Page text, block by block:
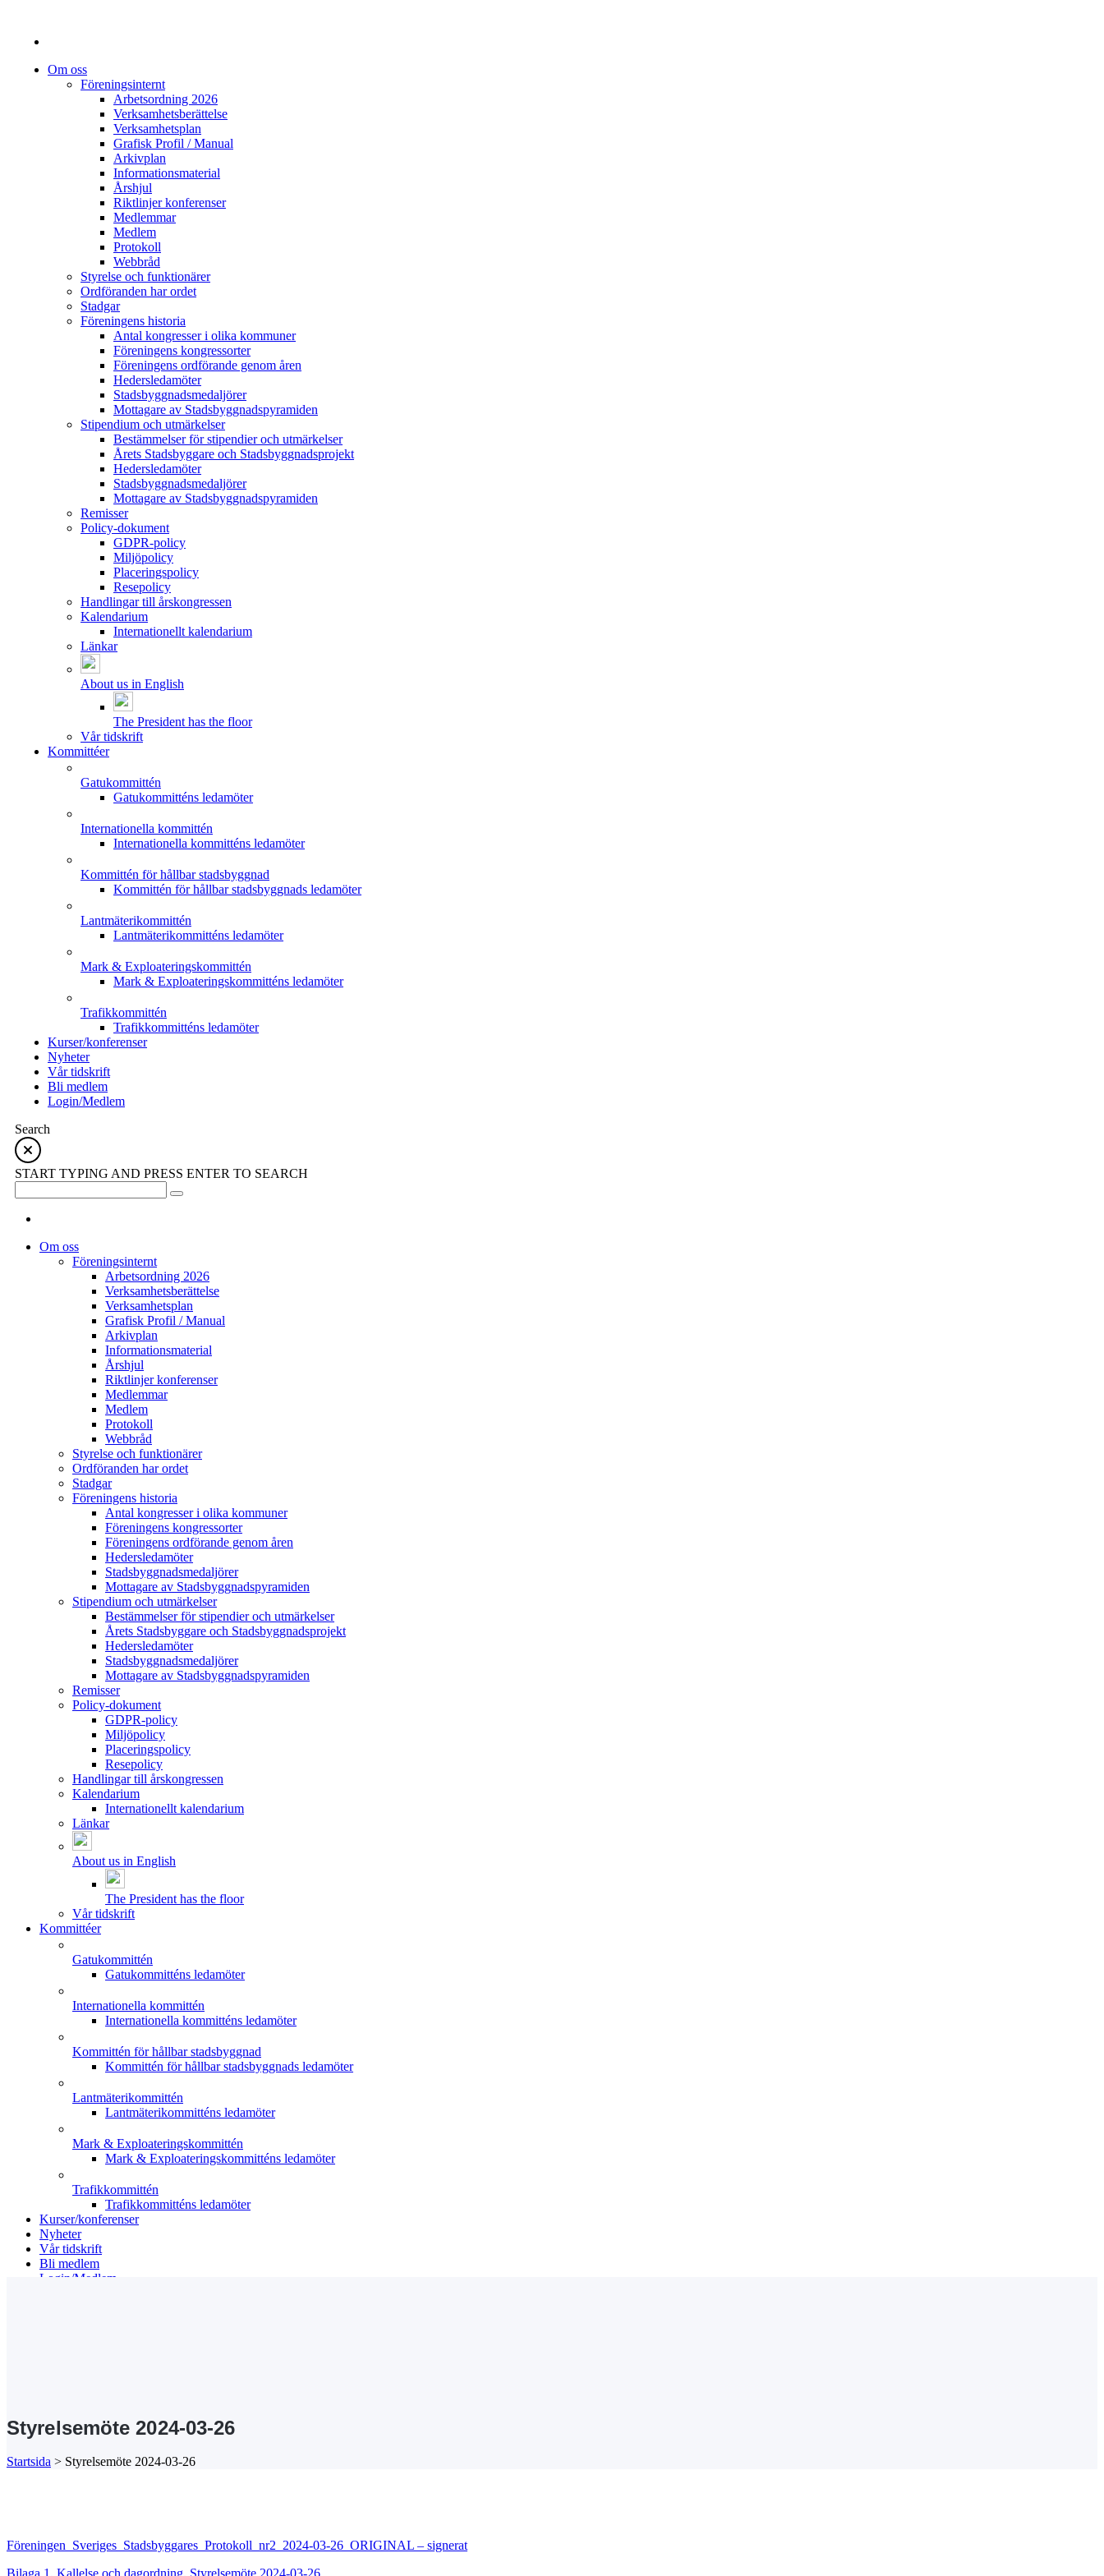
Om oss
Föreningsinternt
Arbetsordning 2026
Verksamhetsberättelse
Verksamhetsplan
Grafisk Profil / Manual
Arkivplan
Informationsmaterial
Årshjul
Riktlinjer konferenser
Medlemmar
Medlem
Protokoll
Webbråd
Styrelse och funktionärer
Ordföranden har ordet
Stadgar
Föreningens historia
Antal kongresser i olika kommuner
Föreningens kongressorter
Föreningens ordförande genom åren
Hedersledamöter
Stadsbyggnadsmedaljörer
Mottagare av Stadsbyggnadspyramiden
Stipendium och utmärkelser
Bestämmelser för stipendier och utmärkelser
Årets Stadsbyggare och Stadsbyggnadsprojekt
Hedersledamöter
Stadsbyggnadsmedaljörer
Mottagare av Stadsbyggnadspyramiden
Remisser
Policy-dokument
GDPR-policy
Miljöpolicy
Placeringspolicy
Resepolicy
Handlingar till årskongressen
Kalendarium
Internationellt kalendarium
Länkar
About us in English
The President has the floor
Vår tidskrift
Kommittéer
Gatukommittén
Gatukommitténs ledamöter
Internationella kommittén
Internationella kommitténs ledamöter
Kommittén för hållbar stadsbyggnad
Kommittén för hållbar stadsbyggnads ledamöter
Lantmäterikommittén
Lantmäterikommitténs ledamöter
Mark & Exploateringskommittén
Mark & Exploateringskommitténs ledamöter
Trafikkommittén
Trafikkommitténs ledamöter
Kurser/konferenser
Nyheter
Vår tidskrift
Bli medlem
Login/Medlem
Search
START TYPING AND PRESS ENTER TO SEARCH
Om oss
Föreningsinternt
Arbetsordning 2026
Verksamhetsberättelse
Verksamhetsplan
Grafisk Profil / Manual
Arkivplan
Informationsmaterial
Årshjul
Riktlinjer konferenser
Medlemmar
Medlem
Protokoll
Webbråd
Styrelse och funktionärer
Ordföranden har ordet
Stadgar
Föreningens historia
Antal kongresser i olika kommuner
Föreningens kongressorter
Föreningens ordförande genom åren
Hedersledamöter
Stadsbyggnadsmedaljörer
Mottagare av Stadsbyggnadspyramiden
Stipendium och utmärkelser
Bestämmelser för stipendier och utmärkelser
Årets Stadsbyggare och Stadsbyggnadsprojekt
Hedersledamöter
Stadsbyggnadsmedaljörer
Mottagare av Stadsbyggnadspyramiden
Remisser
Policy-dokument
GDPR-policy
Miljöpolicy
Placeringspolicy
Resepolicy
Handlingar till årskongressen
Kalendarium
Internationellt kalendarium
Länkar
About us in English
The President has the floor
Vår tidskrift
Kommittéer
Gatukommittén
Gatukommitténs ledamöter
Internationella kommittén
Internationella kommitténs ledamöter
Kommittén för hållbar stadsbyggnad
Kommittén för hållbar stadsbyggnads ledamöter
Lantmäterikommittén
Lantmäterikommitténs ledamöter
Mark & Exploateringskommittén
Mark & Exploateringskommitténs ledamöter
Trafikkommittén
Trafikkommitténs ledamöter
Kurser/konferenser
Nyheter
Vår tidskrift
Bli medlem
Login/Medlem
Styrelsemöte 2024-03-26
Startsida > Styrelsemöte 2024-03-26
Föreningen_Sveriges_Stadsbyggares_Protokoll_nr2_2024-03-26_ORIGINAL – signerat
Bilaga 1. Kallelse och dagordning. Styrelsemöte 2024-03-26